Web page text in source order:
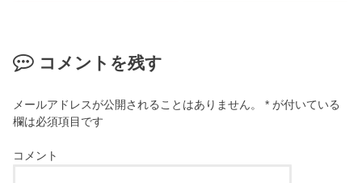
コメントを残す
メールアドレスが公開されることはありません。 * が付いている
欄は必須項目です
コメント